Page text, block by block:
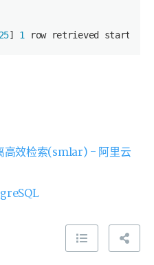
25] 1 row retrieved starting
高效检索(smlar) - 阿里云